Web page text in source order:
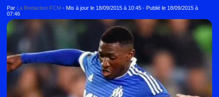
Par La Redaction FCM - Mis à jour le 18/09/2015 à 10:45 - Publié le 18/09/2015 à
07:46